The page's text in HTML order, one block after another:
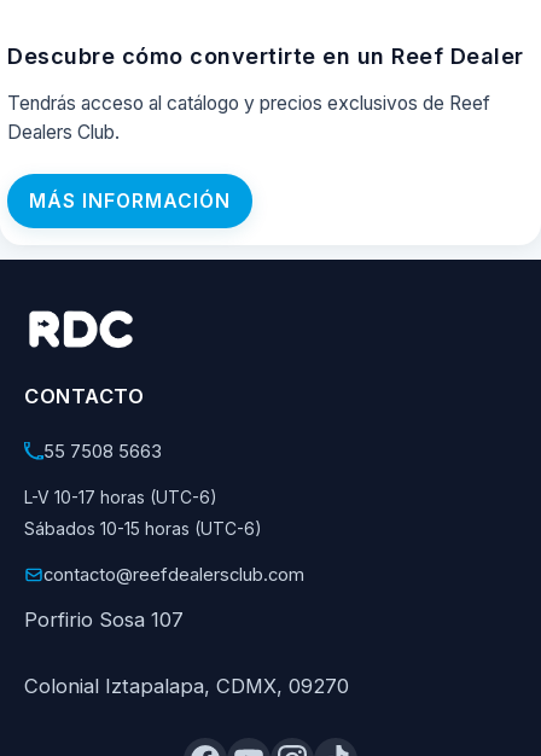
Descubre cómo convertirte en un Reef Dealer
Tendrás acceso al catálogo y precios exclusivos de Reef
Dealers Club.
MÁS INFORMACIÓN
CONTACTO
55 7508 5663
L-V 10-17 horas (UTC-6)
Sábados 10-15 horas (UTC-6)
contacto@reefdealersclub.com
Porfirio Sosa 107
Colonial Iztapalapa, CDMX, 09270